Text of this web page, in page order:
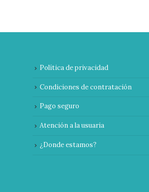
Política de privacidad
Condiciones de contratación
Pago seguro
Atención a la usuaria
¿Donde estamos?